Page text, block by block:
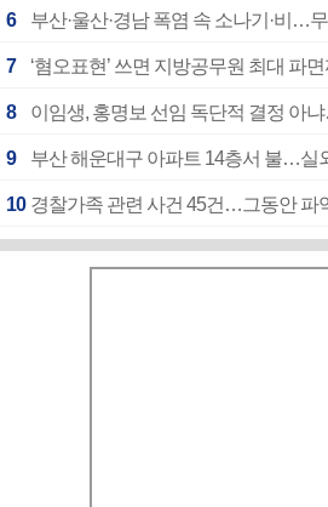
6 부산·울산·경남 폭염 속 소나기·비…
7 ‘혐오표현’ 쓰면 지방공무원 최대 파
8 이임생, 홍명보 선임 독단적 결정 아
9 부산 해운대구 아파트 14층서 불…실
10 경찰가족 관련 사건 45건…그동안 파